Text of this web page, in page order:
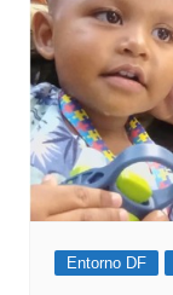
Entorno DF